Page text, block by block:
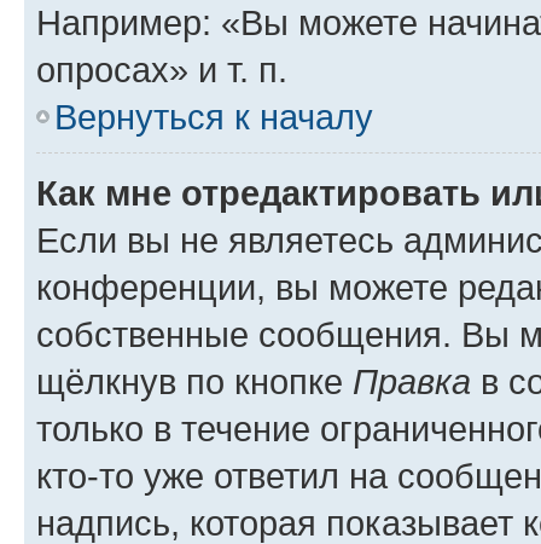
Например: «Вы можете
опросах» и т. п.
Вернуться к началу
Как мне отредактировать
Если вы не являетесь
конференции, вы можете
собственные сообщения. Вы
щёлкнув по кнопке Правка в
только в течение
кто-то уже ответил на
надпись, которая показывает